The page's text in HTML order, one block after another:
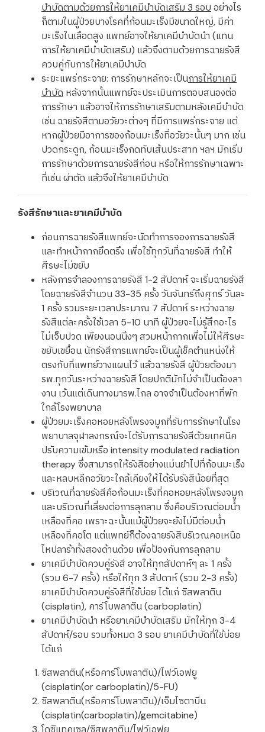
บำบัดตามด้วยการให้ยาเคมีบำบัดเสริม 3 รอบ อย่างไร
ก็ตามในผู้ป่วยบางโรคที่ก้อนมะเร็งมีขนาดใหญ่, มีค่า
มะเร็งในเลือดสูง แพทย์อาจให้ยาเคมีบำบัดนำ (แทน
การให้ยาเคมีบำบัดเสริม) แล้วจึงตามด้วยการฉายรังสี
ควบคู่กับการให้ยาเคมีบำบัด
ระยะแพร่กระจาย: การรักษาหลักจะเป็นการให้ยาเคมี
บำบัด หลังจากนั้นแพทย์จะประเมินการตอบสนองต่อ
การรักษา แล้วอาจให้การรักษาเสริมตามหลังเคมีบำบัด
เช่น ฉายรังสีตามอวัยวะต่างๆ ที่มีการแพร่กระจาย แต่
หากผู้ป่วยมีอาการของก้อนมะเร็งที่อวัยวะนั้นๆ มาก เช่น
ปวดกระดูก, ก้อนมะเร็งกดทับเส้นประสาท ฯลฯ มักเริ่ม
การรักษาด้วยการฉายรังสีก่อน หรือให้การรักษาเฉพาะ
ที่เช่น ผ่าตัด แล้วจึงให้ยาเคมีบำบัด
รังสีรักษาและยาเคมีบำบัด
ก่อนการฉายรังสีแพทย์จะนัดทำการจองการฉายรังสี
และทำหน้ากากยึดตรึง เพื่อใช้ทุกวันที่ฉายรังสี ทำให้
ศีรษะไม่ขยับ
หลังการจำลองการฉายรังสี 1-2 สัปดาห์ จะเริ่มฉายรังสี
โดยฉายรังสีจำนวน 33-35 ครั้ง วันจันทร์ถึงศุกร์ วันละ
1 ครั้ง รวมระยะเวลาประมาณ 7 สัปดาห์ ระหว่างฉาย
รังสีแต่ละครั้งใช้เวลา 5-10 นาที ผู้ป่วยจะไม่รู้สึกอะไร
ไม่เจ็บปวด เพียงนอนนิ่งๆ สวมหน้ากากเพื่อไม่ให้ศีรษะ
ขยับเขยื้่อน นักรังสีการแพทย์จะเป็นผู้เช็คตำแหน่งให้
ตรงกับที่แพทย์วางแผนไว้ แล้วฉายรังสี ผู้ป่วยต้องมา
รพ.ทุกวันระหว่างฉายรังสี โดยปกติมักไม่จำเป็นต้องลา
งาน เว้นแต่เดินทางมารพ.ไกล อาจจำเป็นต้องหาที่พัก
ใกล้โรงพยาบาล
ผู้ป่วยมะเร็งคอหอยหลังโพรงจมูกที่รับการรักษาในโรง
พยาบาลจุฬาลงกรณ์จะได้รับการฉายรังสีด้วยเทคนิค
ปรับความเข้มหรือ intensity modulated radiation
therapy ซึ่งสามารถให้รังสีอย่างแม่นยำไปที่ก้อนมะเร็ง
และหลบหลีกอวัยวะใกล้เคียงให้ได้รับรังสีน้อยที่สุด
บริเวณที่ฉายรังสีคือก้อนมะเร็งที่คอหอยหลังโพรงจมูก
และบริเวณที่เสี่ยงต่อการลุกลาม ซึ่งคือบริเวณต่อมน้ำ
เหลืองที่คอ เพราะฉะนั้นแม้ผู้ป่วยจะยังไม่มีต่อมน้ำ
เหลืองที่คอโต แต่แพทย์ก็ต้องฉายรังสีบริเวณคอเหนือ
ไหปลาร้าทั้งสองด้านด้วย เพื่อป้องกันการลุกลาม
ยาเคมีบำบัดควบคู่รังสี อาจให้ทุกสัปดาห์ๆ ละ 1 ครั้ง
(รวม 6-7 ครั้ง) หรือให้ทุก 3 สัปดาห์ (รวม 2-3 ครั้ง)
ยาเคมีบำบัดควบคู่รังสีที่ใช้บ่อย ได้แก่ ซิสพลาติน
(cisplatin), คาร์โบพลาติน (carboplatin)
ยาเคมีบำบัดนำ หรือยาเคมีบำบัดเสริม มักให้ทุก 3-4
สัปดาห์/รอบ รวมทั้งหมด 3 รอบ ยาเคมีบำบัดที่ใช้บ่อย
ได้แก่
ซิสพลาติน(หรือคาร์โบพลาติน)/ไฟว์เอฟยู
(cisplatin(or carboplatin)/5-FU)
ซิสพลาติน(หรือคาร์โบพลาติน)/เจ็มไซตาบีน
(cisplatin(carboplatin)/gemcitabine)
โดซิแทคเซล/ซิสพลาติน/ไฟว์เอฟยู